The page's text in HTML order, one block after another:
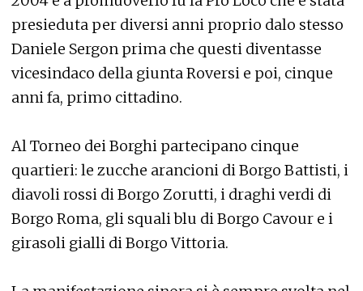
presieduta per diversi anni proprio dalo stesso
Daniele Sergon prima che questi diventasse
vicesindaco della giunta Roversi e poi, cinque
anni fa, primo cittadino.
Al Torneo dei Borghi partecipano cinque
quartieri: le zucche arancioni di Borgo Battisti, i
diavoli rossi di Borgo Zorutti, i draghi verdi di
Borgo Roma, gli squali blu di Borgo Cavour e i
girasoli gialli di Borgo Vittoria.